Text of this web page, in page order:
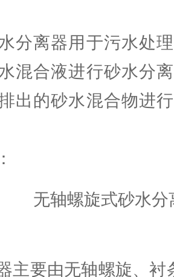
分离器用于污水处
混合液进行砂水分
出的砂水混合物进
主要由无轴螺旋、衬